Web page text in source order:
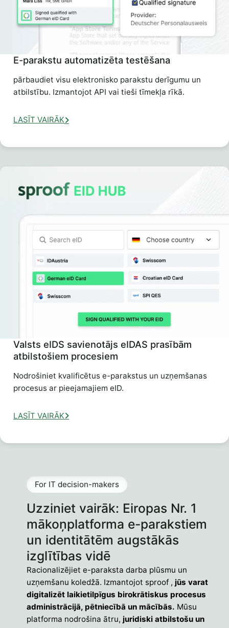
E-parakstu automatizēta testēšana
pārbaudiet visu elektronisko parakstu derīgumu un
atbilstību. Izmantojot API vai tieši tīmekļa rīkā.
LASĪT VAIRĀK
Valsts eIDS savienotājs eIDAS prasībām
atbilstošiem procesiem
Nodrošiniet kvalificētus e-parakstus un uzņemšanas
procesus ar pieejamajiem eID.
LASĪT VAIRĀK
Uzziniet vairāk: Eiropas Nr. 1
mākoņplatforma e-parakstiem
un identitātēm augstākās
izglītības vidē
For IT decision-makers
Racionalizējiet e-paraksta darba plūsmu un
uzņemšanu koledžā. Izmantojot sproof , jūs varat
digitalizēt laikietilpīgus birokrātiskus procesus
administrācijā, pētniecībā un mācībās. Mūsu
platforma nodrošina ātru, juridiski atbilstošu un